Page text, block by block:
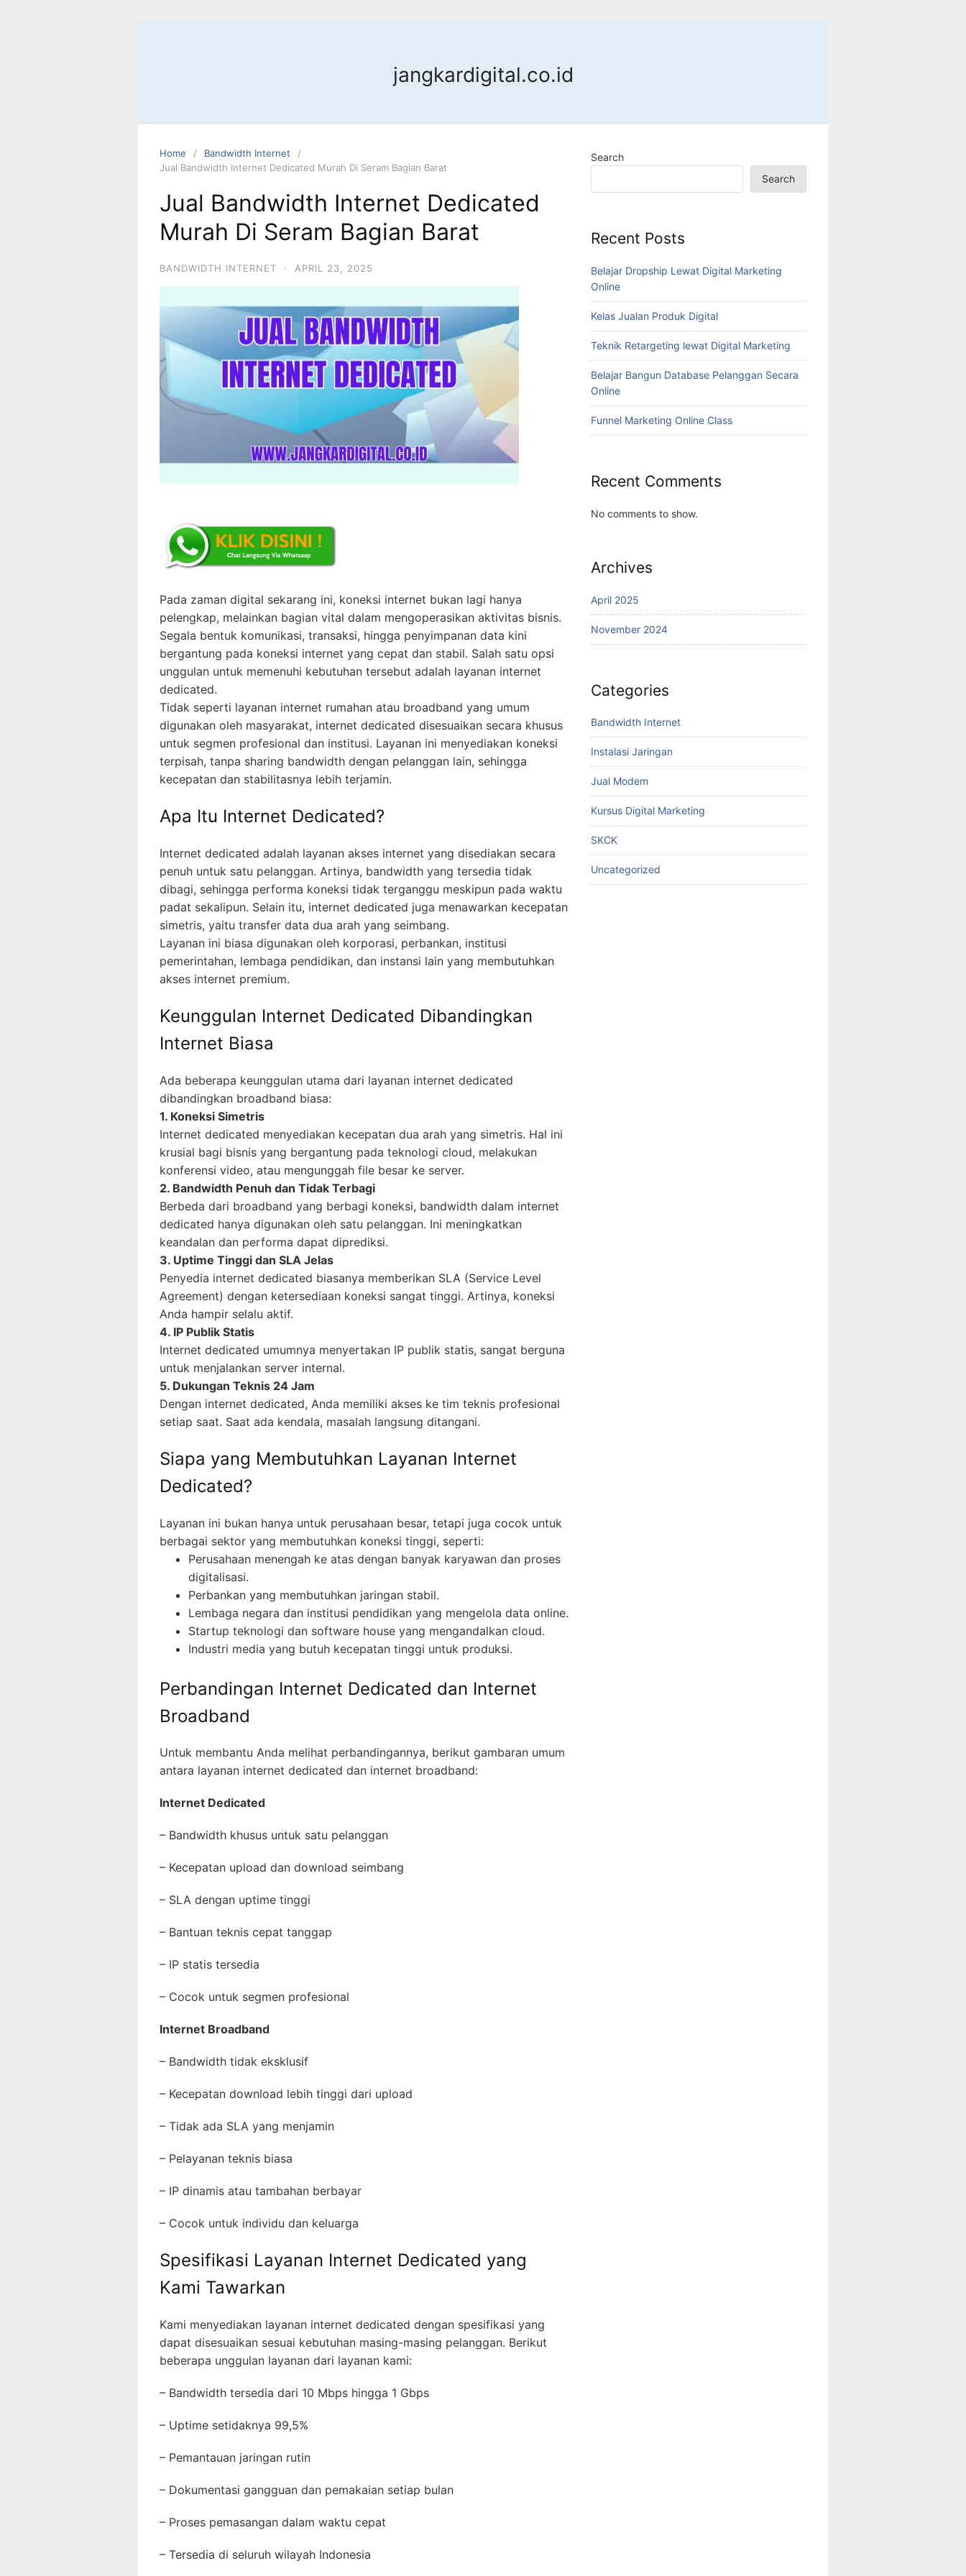
jangkardigital.co.id
Home
Bandwidth Internet
Jual Bandwidth Internet Dedicated Murah Di Seram Bagian Barat
Jual Bandwidth Internet Dedicated
Murah Di Seram Bagian Barat
BANDWIDTH INTERNET · APRIL 23, 2025
Pada zaman digital sekarang ini, koneksi internet bukan lagi hanya
pelengkap, melainkan bagian vital dalam mengoperasikan aktivitas bisnis.
Segala bentuk komunikasi, transaksi, hingga penyimpanan data kini
bergantung pada koneksi internet yang cepat dan stabil. Salah satu opsi
unggulan untuk memenuhi kebutuhan tersebut adalah layanan internet
dedicated.
Tidak seperti layanan internet rumahan atau broadband yang umum
digunakan oleh masyarakat, internet dedicated disesuaikan secara khusus
untuk segmen profesional dan institusi. Layanan ini menyediakan koneksi
terpisah, tanpa sharing bandwidth dengan pelanggan lain, sehingga
kecepatan dan stabilitasnya lebih terjamin.
Apa Itu Internet Dedicated?
Internet dedicated adalah layanan akses internet yang disediakan secara
penuh untuk satu pelanggan. Artinya, bandwidth yang tersedia tidak
dibagi, sehingga performa koneksi tidak terganggu meskipun pada waktu
padat sekalipun. Selain itu, internet dedicated juga menawarkan kecepatan
simetris, yaitu transfer data dua arah yang seimbang.
Layanan ini biasa digunakan oleh korporasi, perbankan, institusi
pemerintahan, lembaga pendidikan, dan instansi lain yang membutuhkan
akses internet premium.
Keunggulan Internet Dedicated Dibandingkan
Internet Biasa
Ada beberapa keunggulan utama dari layanan internet dedicated
dibandingkan broadband biasa:
1. Koneksi Simetris
Internet dedicated menyediakan kecepatan dua arah yang simetris. Hal ini
krusial bagi bisnis yang bergantung pada teknologi cloud, melakukan
konferensi video, atau mengunggah file besar ke server.
2. Bandwidth Penuh dan Tidak Terbagi
Berbeda dari broadband yang berbagi koneksi, bandwidth dalam internet
dedicated hanya digunakan oleh satu pelanggan. Ini meningkatkan
keandalan dan performa dapat diprediksi.
3. Uptime Tinggi dan SLA Jelas
Penyedia internet dedicated biasanya memberikan SLA (Service Level
Agreement) dengan ketersediaan koneksi sangat tinggi. Artinya, koneksi
Anda hampir selalu aktif.
4. IP Publik Statis
Internet dedicated umumnya menyertakan IP publik statis, sangat berguna
untuk menjalankan server internal.
5. Dukungan Teknis 24 Jam
Dengan internet dedicated, Anda memiliki akses ke tim teknis profesional
setiap saat. Saat ada kendala, masalah langsung ditangani.
Siapa yang Membutuhkan Layanan Internet
Dedicated?
Layanan ini bukan hanya untuk perusahaan besar, tetapi juga cocok untuk
berbagai sektor yang membutuhkan koneksi tinggi, seperti:
Perusahaan menengah ke atas dengan banyak karyawan dan proses
digitalisasi.
Perbankan yang membutuhkan jaringan stabil.
Lembaga negara dan institusi pendidikan yang mengelola data online.
Startup teknologi dan software house yang mengandalkan cloud.
Industri media yang butuh kecepatan tinggi untuk produksi.
Perbandingan Internet Dedicated dan Internet
Broadband
Untuk membantu Anda melihat perbandingannya, berikut gambaran umum
antara layanan internet dedicated dan internet broadband:
Internet Dedicated
– Bandwidth khusus untuk satu pelanggan
– Kecepatan upload dan download seimbang
– SLA dengan uptime tinggi
– Bantuan teknis cepat tanggap
– IP statis tersedia
– Cocok untuk segmen profesional
Internet Broadband
– Bandwidth tidak eksklusif
– Kecepatan download lebih tinggi dari upload
– Tidak ada SLA yang menjamin
– Pelayanan teknis biasa
– IP dinamis atau tambahan berbayar
– Cocok untuk individu dan keluarga
Spesifikasi Layanan Internet Dedicated yang
Kami Tawarkan
Kami menyediakan layanan internet dedicated dengan spesifikasi yang
dapat disesuaikan sesuai kebutuhan masing-masing pelanggan. Berikut
beberapa unggulan layanan dari layanan kami:
– Bandwidth tersedia dari 10 Mbps hingga 1 Gbps
– Uptime setidaknya 99,5%
– Pemantauan jaringan rutin
– Dokumentasi gangguan dan pemakaian setiap bulan
– Proses pemasangan dalam waktu cepat
– Tersedia di seluruh wilayah Indonesia
Search
Search
Recent Posts
Belajar Dropship Lewat Digital Marketing
Online
Kelas Jualan Produk Digital
Teknik Retargeting lewat Digital Marketing
Belajar Bangun Database Pelanggan Secara
Online
Funnel Marketing Online Class
Recent Comments
No comments to show.
Archives
April 2025
November 2024
Categories
Bandwidth Internet
Instalasi Jaringan
Jual Modem
Kursus Digital Marketing
SKCK
Uncategorized